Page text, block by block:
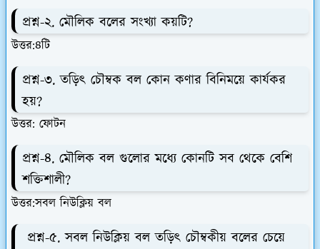
প্রশ্ন-২. মৌলিক বলের সংখ্যা কয়টি?
উত্তর:৪টি
প্রশ্ন-৩. তড়িৎ চৌম্বক বল কোন কণার বিনিময়ে কার্যকর
হয়?
উত্তর: ফোটন
প্রশ্ন-৪. মৌলিক বল গুলোর মধ্যে কোনটি সব থেকে বেশি
শক্তিশালী?
উত্তর:সবল নিউক্লিয় বল
প্রশ্ন-৫. সবল নিউক্লিয় বল তড়িৎ চৌম্বকীয় বলের চেয়ে